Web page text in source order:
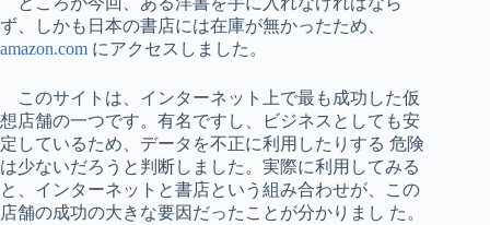
ず、しかも日本の書店には在庫が無かったため、
amazon.com にアクセスしました。
このサイトは、インターネット上で最も成功した仮
想店舗の一つです。有名ですし、ビジネスとしても安
定しているため、データを不正に利用したりする 危険
は少ないだろうと判断しました。実際に利用してみる
と、インターネットと書店という組み合わせが、この
店舗の成功の大きな要因だったことが分かりまし た。